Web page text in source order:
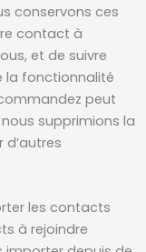
conservons ces
contact à
et de suivre
la fonctionnalité
peut
supprimions la
les contacts
à rejoindre